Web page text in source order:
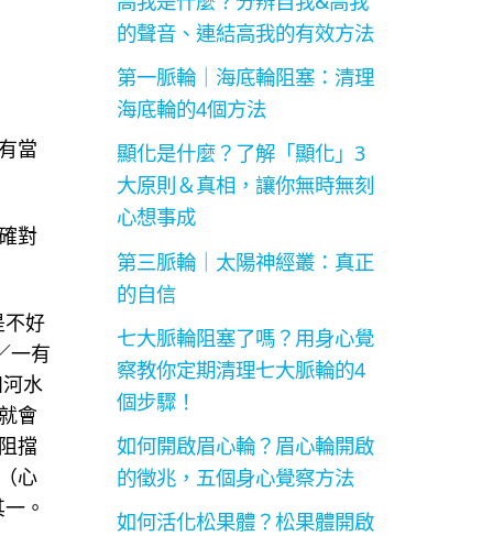
當
對
好
一有
水
會
擋
心
。
的聲音、連結高我的有效方法
第一脈輪｜海底輪阻塞：清理
海底輪的4個方法
顯化是什麼？了解「顯化」3
大原則＆真相，讓你無時無刻
心想事成
第三脈輪｜太陽神經叢：真正
的自信
七大脈輪阻塞了嗎？用身心覺
察教你定期清理七大脈輪的4
個步驟！
如何開啟眉心輪？眉心輪開啟
的徵兆，五個身心覺察方法
如何活化松果體？松果體開啟